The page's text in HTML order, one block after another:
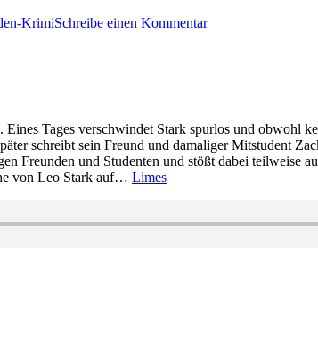
KrimiSchreibe einen KommentarAnders
Tages verschwindet Stark spurlos und
schreibt sein Freund und damaliger Mitstudent
Freunden und Studenten und stößt dabei teilweise
von Leo Stark auf… Limes